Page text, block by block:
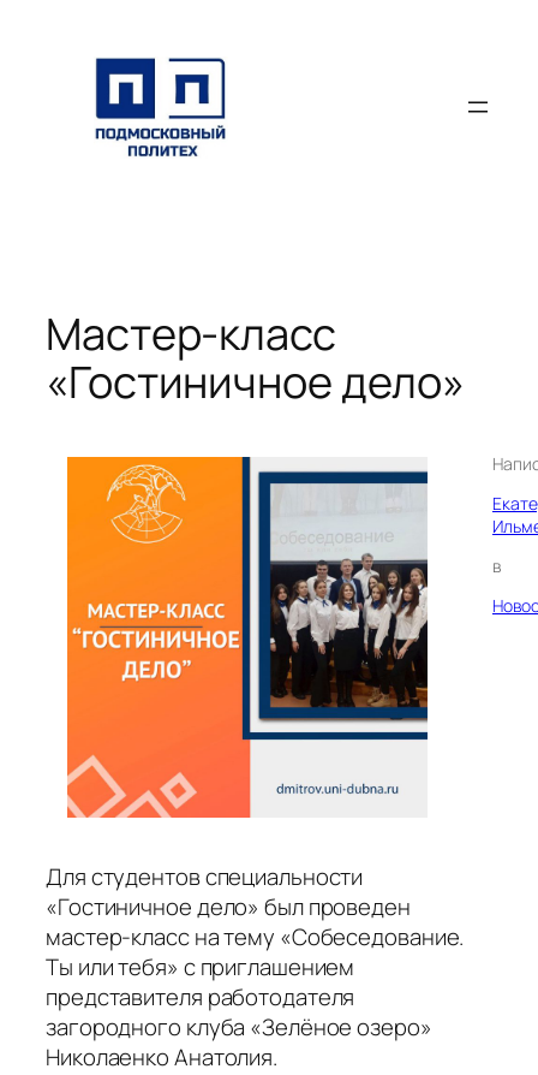
содержимому
Мастер-класс
«Гостиничное дело»
в
Для студентов специальности
«Гостиничное дело» был проведен
мастер-класс на тему «Собеседование.
Ты или тебя» с приглашением
представителя работодателя
загородного клуба «Зелёное озеро»
Николаенко Анатолия.